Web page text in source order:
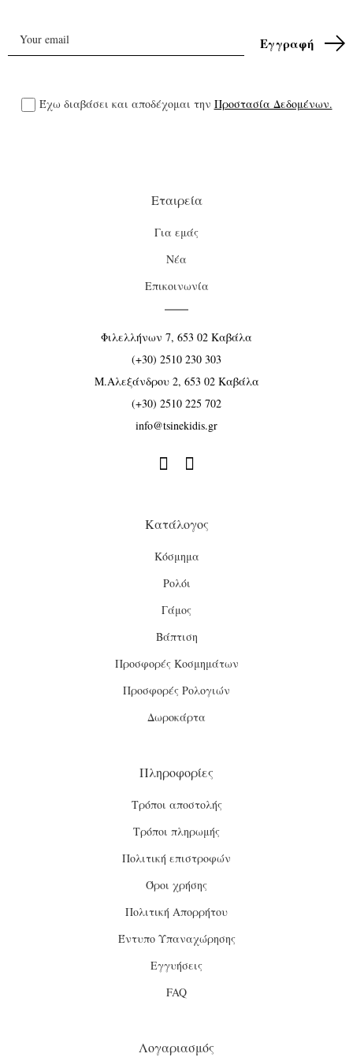
Έχω διαβάσει και αποδέχομαι την Προστασία Δεδομένων.
Εταιρεία
Για εμάς
Νέα
Επικοινωνία
Φιλελλήνων 7, 653 02 Καβάλα
(+30) 2510 230 303
Μ.Αλεξάνδρου 2, 653 02 Καβάλα
(+30) 2510 225 702
info@tsinekidis.gr
 
Κατάλογος
Κόσμημα
Ρολόι
Γάμος
Βάπτιση
Προσφορές Κοσμημάτων
Προσφορές Ρολογιών
Δωροκάρτα
Πληροφορίες
Τρόποι αποστολής
Τρόποι πληρωμής
Πολιτική επιστροφών
Όροι χρήσης
Πολιτική Απορρήτου
Έντυπο Υπαναχώρησης
Εγγυήσεις
FAQ
Λογαριασμός